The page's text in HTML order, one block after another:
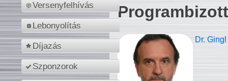
Versenyfelhívás
Lebonyolítás
Díjazás
Szponzorok
Dr.